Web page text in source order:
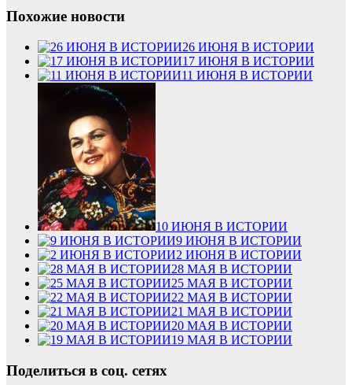
Похожие новости
26 ИЮНЯ В ИСТОРИИ
17 ИЮНЯ В ИСТОРИИ
11 ИЮНЯ В ИСТОРИИ
10 ИЮНЯ В ИСТОРИИ
9 ИЮНЯ В ИСТОРИИ
2 ИЮНЯ В ИСТОРИИ
28 МАЯ В ИСТОРИИ
25 МАЯ В ИСТОРИИ
22 МАЯ В ИСТОРИИ
21 МАЯ В ИСТОРИИ
20 МАЯ В ИСТОРИИ
19 МАЯ В ИСТОРИИ
Поделиться в соц. сетях